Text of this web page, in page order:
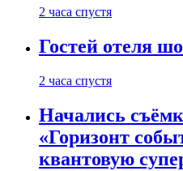
2 часа спустя
Гостей отеля
2 часа спустя
Начались
«Горизонт
квантовую